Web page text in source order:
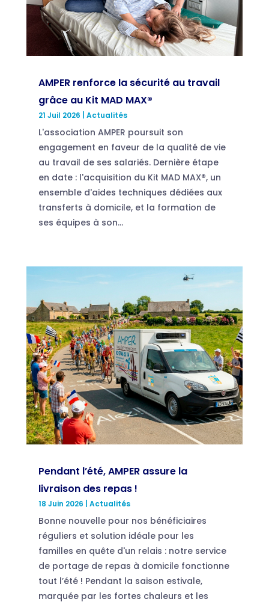
AMPER renforce la sécurité au travail
grâce au Kit MAD MAX®
21 Juil 2026 Actualités
L'association AMPER poursuit son
engagement en faveur de la qualité de vie
au travail de ses salariés. Dernière étape
en date : l'acquisition du Kit MAD MAX®, un
ensemble d'aides techniques dédiées aux
transferts à domicile, et la formation de
ses équipes à son...
Pendant l’été, AMPER assure la
livraison des repas !
18 Juin 2026 Actualités
Bonne nouvelle pour nos bénéficiaires
réguliers et solution idéale pour les
familles en quête d'un relais : notre service
de portage de repas à domicile fonctionne
tout l’été ! Pendant la saison estivale,
marquée par les fortes chaleurs et les